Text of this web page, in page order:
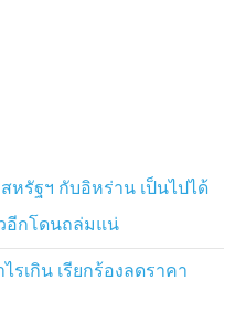
สหรัฐฯ กับอิหร่าน เป็นไปได้
อีกโดนถล่มแน่
เกิน เรียกร้องลดราคา